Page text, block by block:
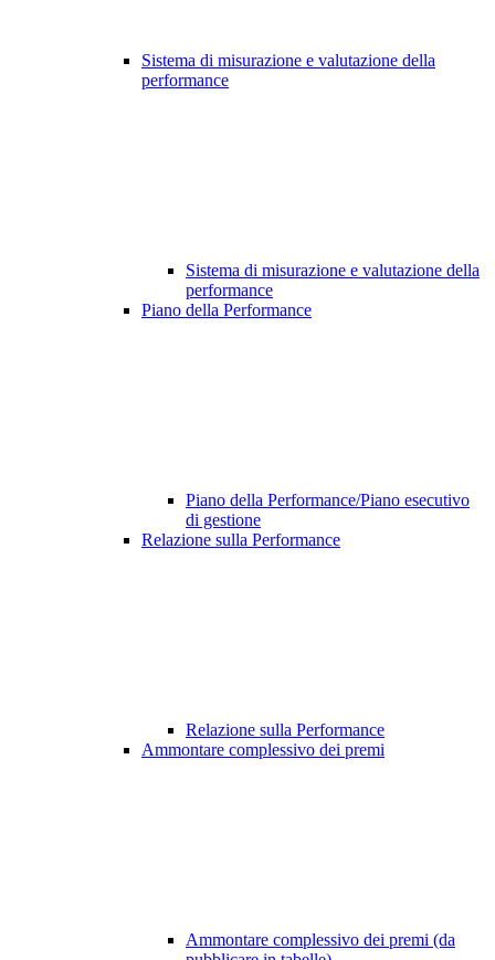
Sistema di misurazione e valutazione della
performance
Sistema di misurazione e valutazione della
performance
Piano della Performance
Piano della Performance/Piano esecutivo
di gestione
Relazione sulla Performance
Relazione sulla Performance
Ammontare complessivo dei premi
Ammontare complessivo dei premi (da